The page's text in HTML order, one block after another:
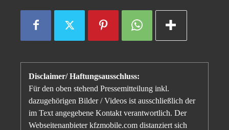
Disclaimer/ Haftungsausschluss:
Für den oben stehend Pressemitteilung inkl.
dazugehörigen Bilder / Videos ist ausschließlich der
im Text angegebene Kontakt verantwortlich. Der
Webseitenanbieter kfzmobile.com distanziert sich